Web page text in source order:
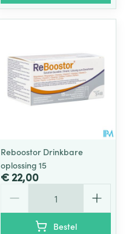
Reboostor Drinkbare
oplossing 15
€ 22,00
Bestel